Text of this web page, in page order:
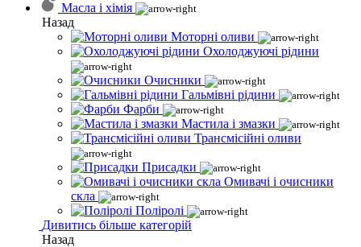
Масла і хімія
Назад
Моторні оливи
Охолоджуючі рідини
Очисники
Гальмівні рідини
Фарби
Мастила і змазки
Трансмісійні оливи
Присадки
Омивачі і очисники
скла
Поліролі
Дивитись більше категорій
Назад